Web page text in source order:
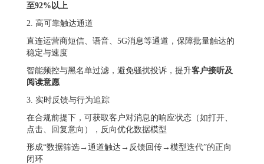
至92%以上
2. 高可靠触达通道
直连运营商短信、语音、5G消息等通道，保障批量触达的
稳定与速度
智能频控与黑名单过滤，避免骚扰投诉，提升客户接听及
阅读意愿
3. 实时反馈与行为追踪
在合规前提下，可获取客户对消息的响应状态（如打开、
点击、回复意向），反向优化数据模型
形成“数据筛选→通道触达→反馈回传→模型迭代”的正向
闭环